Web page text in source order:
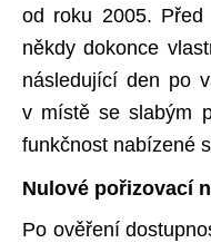
od roku 2005. Před
někdy dokonce
následující den po
v místě se slabým
funkčnost nabízené
Nulové pořizovací
Po ověření